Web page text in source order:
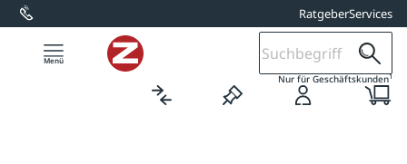
springen RatgeberServices
Nur für Geschäftskunden1